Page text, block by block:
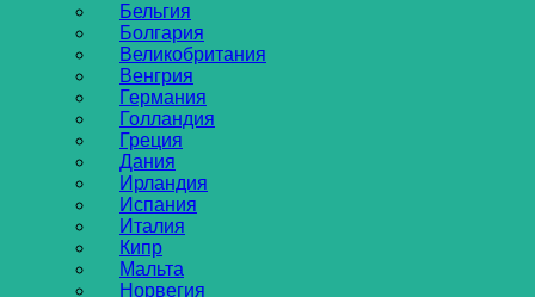
Бельгия
Болгария
Великобритания
Венгрия
Германия
Голландия
Греция
Дания
Ирландия
Испания
Италия
Кипр
Мальта
Норвегия